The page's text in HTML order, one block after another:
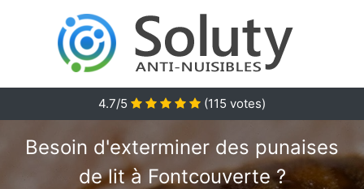
4.7/5 (115 votes)
Besoin d'exterminer des punaises
de lit à Fontcouverte ?